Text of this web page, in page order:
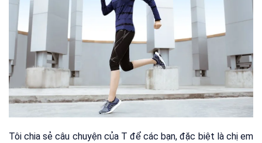
Tôi chia sẻ câu chuyện của T để các bạn, đặc biệt là chị em